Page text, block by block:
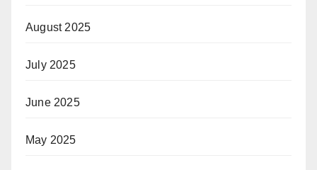
August 2025
July 2025
June 2025
May 2025